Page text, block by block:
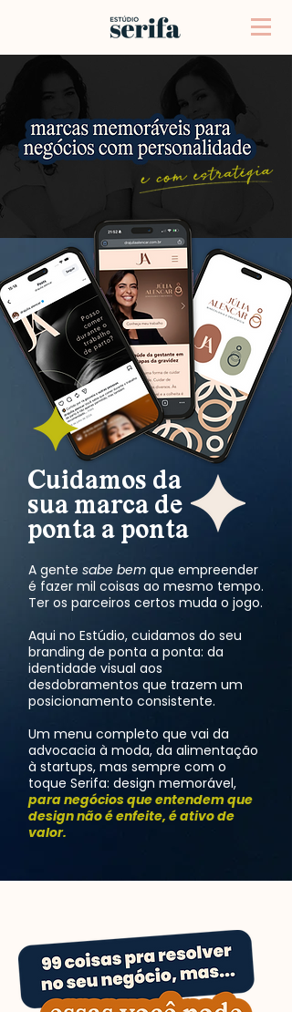
Cuidamos da
sua marca de
ponta a ponta
A gente sabe bem que empreender
é fazer mil coisas ao mesmo tempo.
Ter os parceiros certos muda o jogo.
Aqui no Estúdio, cuidamos do seu
branding de ponta a ponta: da
identidade visual aos
desdobramentos que trazem um
posicionamento consistente.
Um menu completo que vai da
advocacia à moda, da alimentação
à startups, mas sempre com o
toque Serifa: design memorável,
para negócios que entendem que
design não é enfeite, é ativo de
valor.